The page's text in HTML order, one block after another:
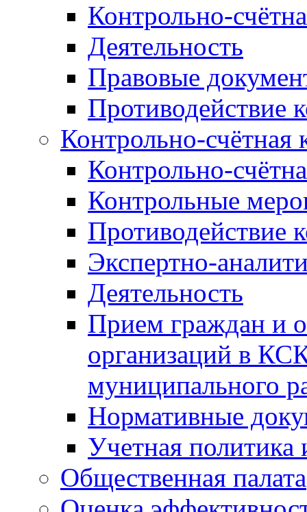
Контрольно-
Деятельность
Правовые
Противодействие
Контрольно-счётная
Контрольно-
Контрольные
Противодействие
Экспертно-
Деятельность
Прием граждан и
организаций в
муниципального
Нормативные
Учетная политика
Общественная палата